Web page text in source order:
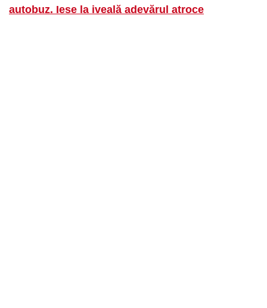
autobuz. Iese la iveală adevărul atroce